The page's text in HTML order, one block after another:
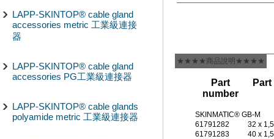
LAPP-SKINTOP® cable gland
accessories metric 工業級連接
器
LAPP-SKINTOP® cable gland
accessories PG工業級連接器
LAPP-SKINTOP® cable glands
polyamide metric 工業級連接器
★★★★商品說明★★★★
Part
number
SKINMATIC® GB-M
61791282
32 x 1,5
61791283
40 x 1,5